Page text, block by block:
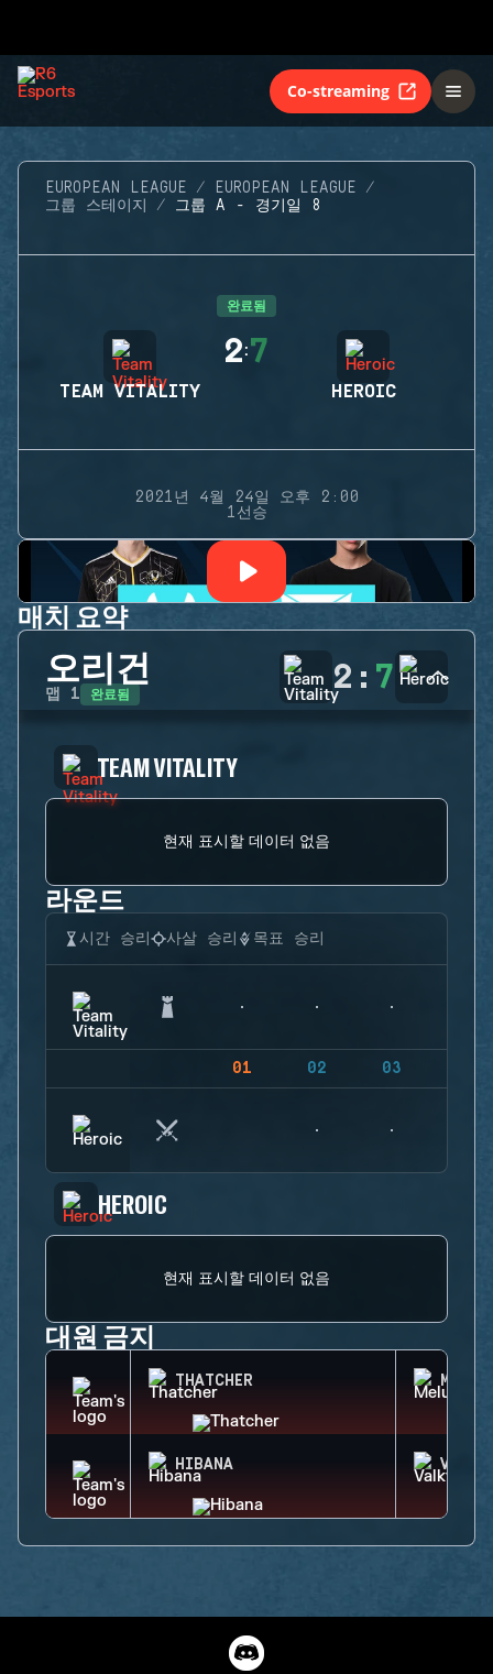
Co-streaming
EUROPEAN LEAGUE
EUROPEAN LEAGUE
그룹 스테이지
그룹 A - 경기일 8
완료됨
TEAM VITALITY
2:7
HEROIC
2021년 4월 24일 오후 2:00
1선승
매치 요약
오리건
맵 1 완료됨 2 : 7
TEAM VITALITY
현재 표시할 데이터 없음
라운드
시간 승리 사살 승리 목표 승리
01 02 03
HEROIC
현재 표시할 데이터 없음
대원 금지
THATCHER
HIBANA